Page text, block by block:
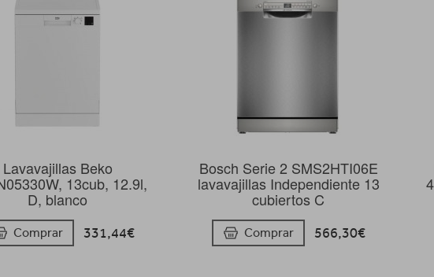
Lavavajillas Beko
13cub, 12.9l,
D, blanco
Comprar 331,44€
Bosch Serie 2 SMS2HTI06E
lavavajillas Independiente 13
cubiertos C
Comprar 566,30€